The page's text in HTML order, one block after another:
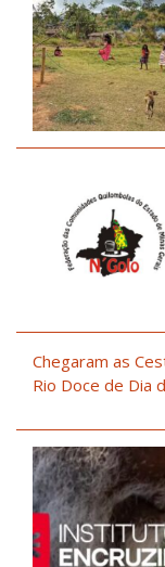
Chegaram as
Rio Doce de Dia